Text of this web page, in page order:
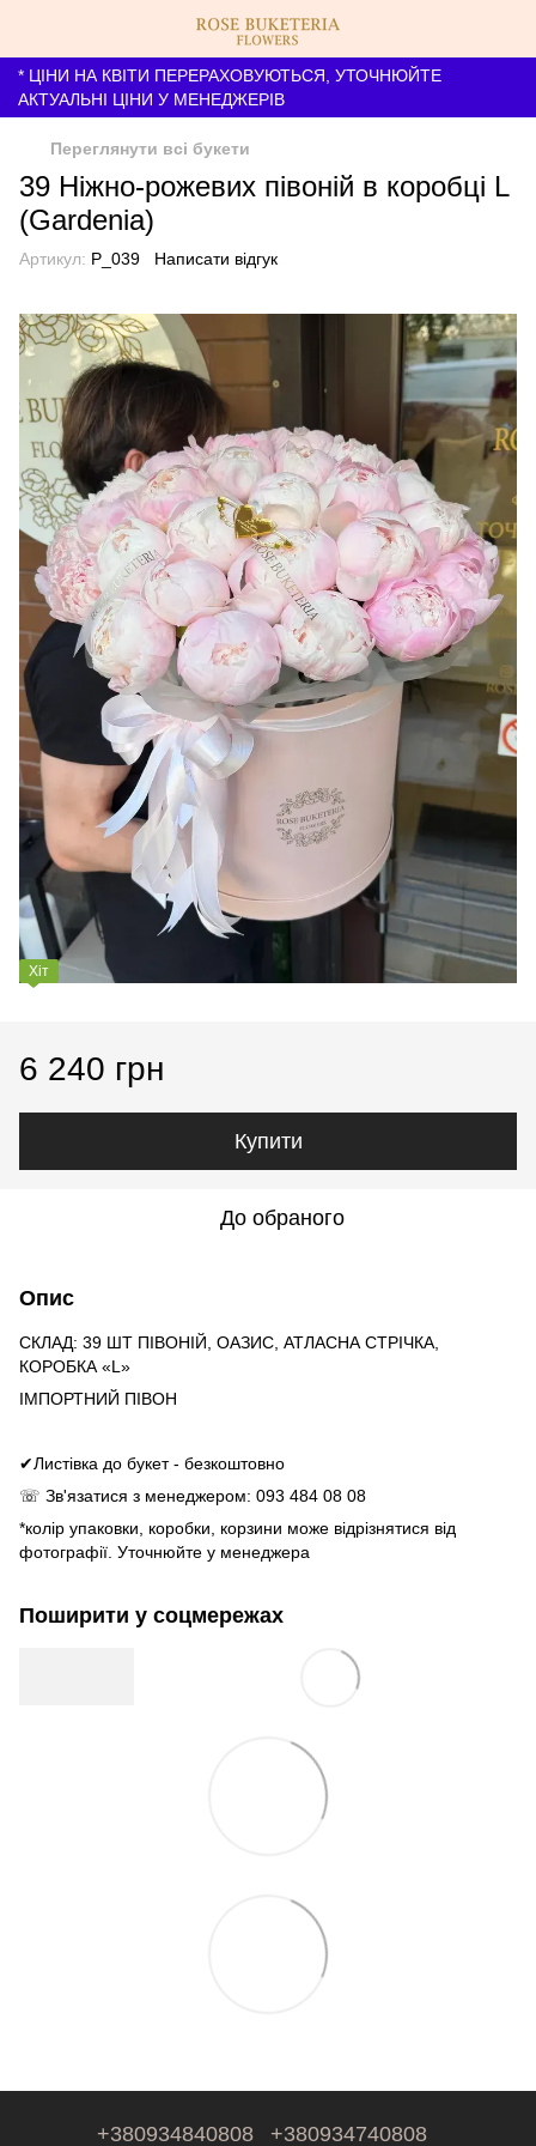
* ЦІНИ НА КВІТИ ПЕРЕРАХОВУЮТЬСЯ, УТОЧНЮЙТЕ
АКТУАЛЬНІ ЦІНИ У МЕНЕДЖЕРІВ
Переглянути всі букети
39 Ніжно-рожевих півоній в коробці L
(Gardenia)
Артикул: P_039 Написати відгук
Хіт
6 240 грн
Купити
До обраного
Опис
СКЛАД: 39 ШТ ПІВОНІЙ, ОАЗИС, АТЛАСНА СТРІЧКА,
КОРОБКА «L»
ІМПОРТНИЙ ПІВОН
✔Листівка до букет - безкоштовно
☏ Зв'язатися з менеджером: 093 484 08 08
*колір упаковки, коробки, корзини може відрізнятися від
фотографії. Уточнюйте у менеджера
Поширити у соцмережах
+380934840808 +380934740808